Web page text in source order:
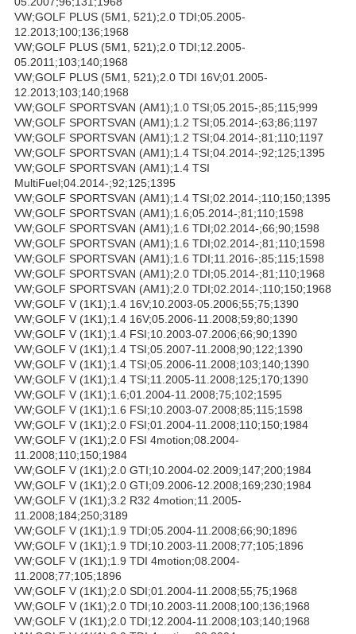
VW;GOLF PLUS (5M1, 521);2.0 TDI;05.2005-
12.2013;100;136;1968
VW;GOLF PLUS (5M1, 521);2.0 TDI;12.2005-
05.2011;103;140;1968
VW;GOLF PLUS (5M1, 521);2.0 TDI 16V;01.2005-
12.2013;103;140;1968
VW;GOLF SPORTSVAN (AM1);1.0 TSI;05.2015-;85;115;999
VW;GOLF SPORTSVAN (AM1);1.2 TSI;05.2014-;63;86;1197
VW;GOLF SPORTSVAN (AM1);1.2 TSI;04.2014-;81;110;1197
VW;GOLF SPORTSVAN (AM1);1.4 TSI;04.2014-;92;125;1395
VW;GOLF SPORTSVAN (AM1);1.4 TSI
MultiFuel;04.2014-;92;125;1395
VW;GOLF SPORTSVAN (AM1);1.4 TSI;02.2014-;110;150;1395
VW;GOLF SPORTSVAN (AM1);1.6;05.2014-;81;110;1598
VW;GOLF SPORTSVAN (AM1);1.6 TDI;02.2014-;66;90;1598
VW;GOLF SPORTSVAN (AM1);1.6 TDI;02.2014-;81;110;1598
VW;GOLF SPORTSVAN (AM1);1.6 TDI;11.2016-;85;115;1598
VW;GOLF SPORTSVAN (AM1);2.0 TDI;05.2014-;81;110;1968
VW;GOLF SPORTSVAN (AM1);2.0 TDI;02.2014-;110;150;1968
VW;GOLF V (1K1);1.4 16V;10.2003-05.2006;55;75;1390
VW;GOLF V (1K1);1.4 16V;05.2006-11.2008;59;80;1390
VW;GOLF V (1K1);1.4 FSI;10.2003-07.2006;66;90;1390
VW;GOLF V (1K1);1.4 TSI;05.2007-11.2008;90;122;1390
VW;GOLF V (1K1);1.4 TSI;05.2006-11.2008;103;140;1390
VW;GOLF V (1K1);1.4 TSI;11.2005-11.2008;125;170;1390
VW;GOLF V (1K1);1.6;01.2004-11.2008;75;102;1595
VW;GOLF V (1K1);1.6 FSI;10.2003-07.2008;85;115;1598
VW;GOLF V (1K1);2.0 FSI;01.2004-11.2008;110;150;1984
VW;GOLF V (1K1);2.0 FSI 4motion;08.2004-
11.2008;110;150;1984
VW;GOLF V (1K1);2.0 GTI;10.2004-02.2009;147;200;1984
VW;GOLF V (1K1);2.0 GTI;09.2006-12.2008;169;230;1984
VW;GOLF V (1K1);3.2 R32 4motion;11.2005-
11.2008;184;250;3189
VW;GOLF V (1K1);1.9 TDI;05.2004-11.2008;66;90;1896
VW;GOLF V (1K1);1.9 TDI;10.2003-11.2008;77;105;1896
VW;GOLF V (1K1);1.9 TDI 4motion;08.2004-
11.2008;77;105;1896
VW;GOLF V (1K1);2.0 SDI;01.2004-11.2008;55;75;1968
VW;GOLF V (1K1);2.0 TDI;10.2003-11.2008;100;136;1968
VW;GOLF V (1K1);2.0 TDI;12.2004-11.2008;103;140;1968